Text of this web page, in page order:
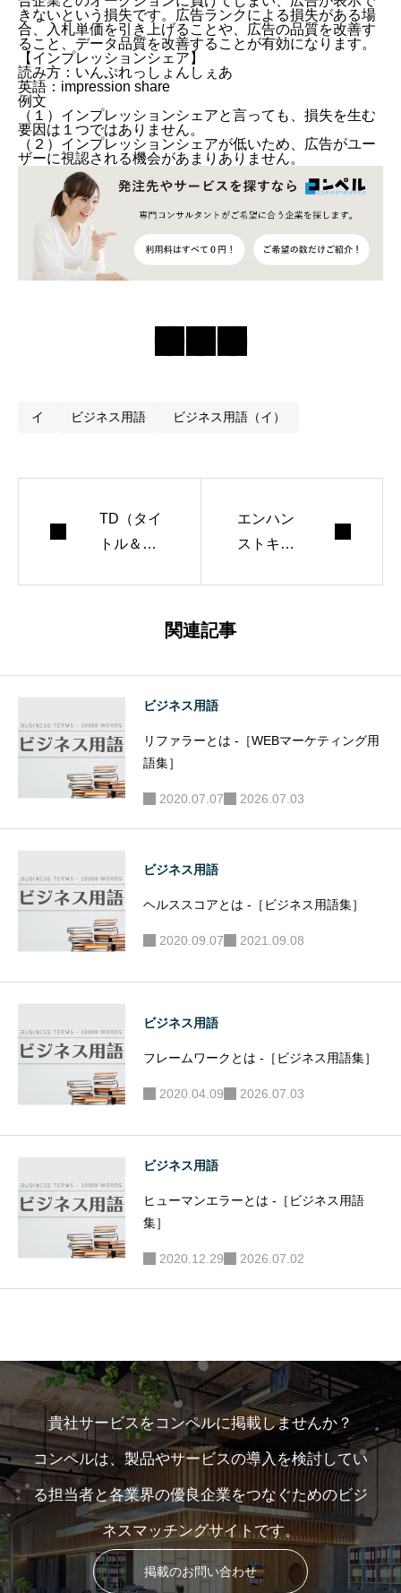
きないという損失です。広告ランクによる損失がある場
合、入札単価を引き上げることや、広告の品質を改善す
ること、データ品質を改善することが有効になります。
【 インプレッションシェア 】
読み方：いんぷれっしょんしぇあ
英語：impression share
例文
（１）インプレッションシェアと言っても、損失を生む
要因は１つではありません。
（２）インプレッションシェアが低いため、広告がユー
ザーに視認される機会があまりありません。
イ ビジネス用語 ビジネス用語（イ）
TD（タイ
トル＆デ
集］
エンハン
ストキャ
関連記事
ビジネス用語
リファラーとは -［WEBマーケティング用
語集］
2020.07.07 2026.07.03
ビジネス用語
ヘルススコアとは -［ビジネス用語集］
2020.09.07 2021.09.08
ビジネス用語
フレームワークとは -［ビジネス用語集］
2020.04.09 2026.07.03
ビジネス用語
ヒューマンエラーとは -［ビジネス用語
集］
2020.12.29 2026.07.02
貴社サービスをコンペルに掲載しませんか？
コンペルは、製品やサービスの導入を検討してい
る担当者と各業界の優良企業をつなぐためのビジ
ネスマッチングサイトです。
掲載のお問い合わせ